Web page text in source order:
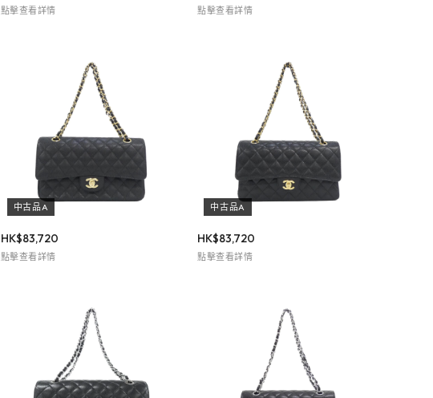
點擊查看詳情 點擊查看詳情
中古品A
HK$83,720
點擊查看詳情
中古品A
HK$83,720
點擊查看詳情